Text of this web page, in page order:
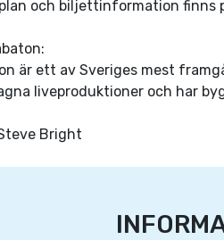
och biljettinformation finns
är ett av Sveriges mest
liveproduktioner och har
Bright